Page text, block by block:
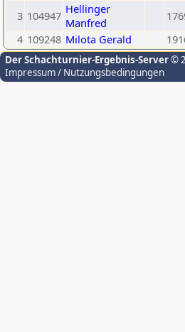
3 104947 Hellinger
Manfred
4 109248 Milota Gerald
Der Schachturnier-Ergebnis-Server©
Impressum / Nutzungsbedingungen